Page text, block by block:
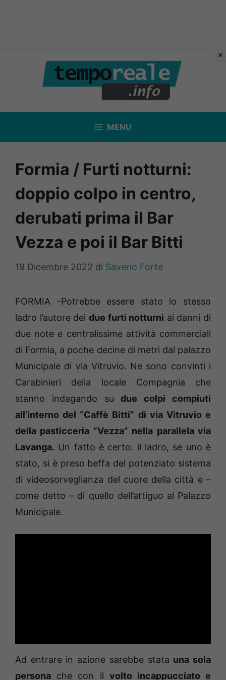
contenuto
MENU
Formia / Furti notturni:
doppio colpo in centro,
derubati prima il Bar
Vezza e poi il Bar Bitti
19 Dicembre 2022 di Saverio Forte
FORMIA -Potrebbe essere stato lo stesso
ladro l’autore dei due furti notturni ai danni di
due note e centralissime attività commerciali
di Formia, a poche decine di metri dal palazzo
Municipale di via Vitruvio. Ne sono convinti i
Carabinieri della locale Compagnia che
stanno indagando su due colpi compiuti
all’interno del “Caffè Bitti” di via Vitruvio e
della pasticceria “Vezza” nella parallela via
Lavanga. Un fatto è certo: il ladro, se uno è
stato, si è preso beffa del potenziato sistema
di videosorveglianza del cuore della città e –
come detto – di quello dell’attiguo al Palazzo
Municipale.
Ad entrare in azione sarebbe stata una sola
persona che con il volto incappucciato e